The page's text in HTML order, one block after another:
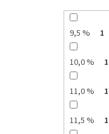
9,5 % 1
10,0 % 1
11,0 % 1
11,5 % 1